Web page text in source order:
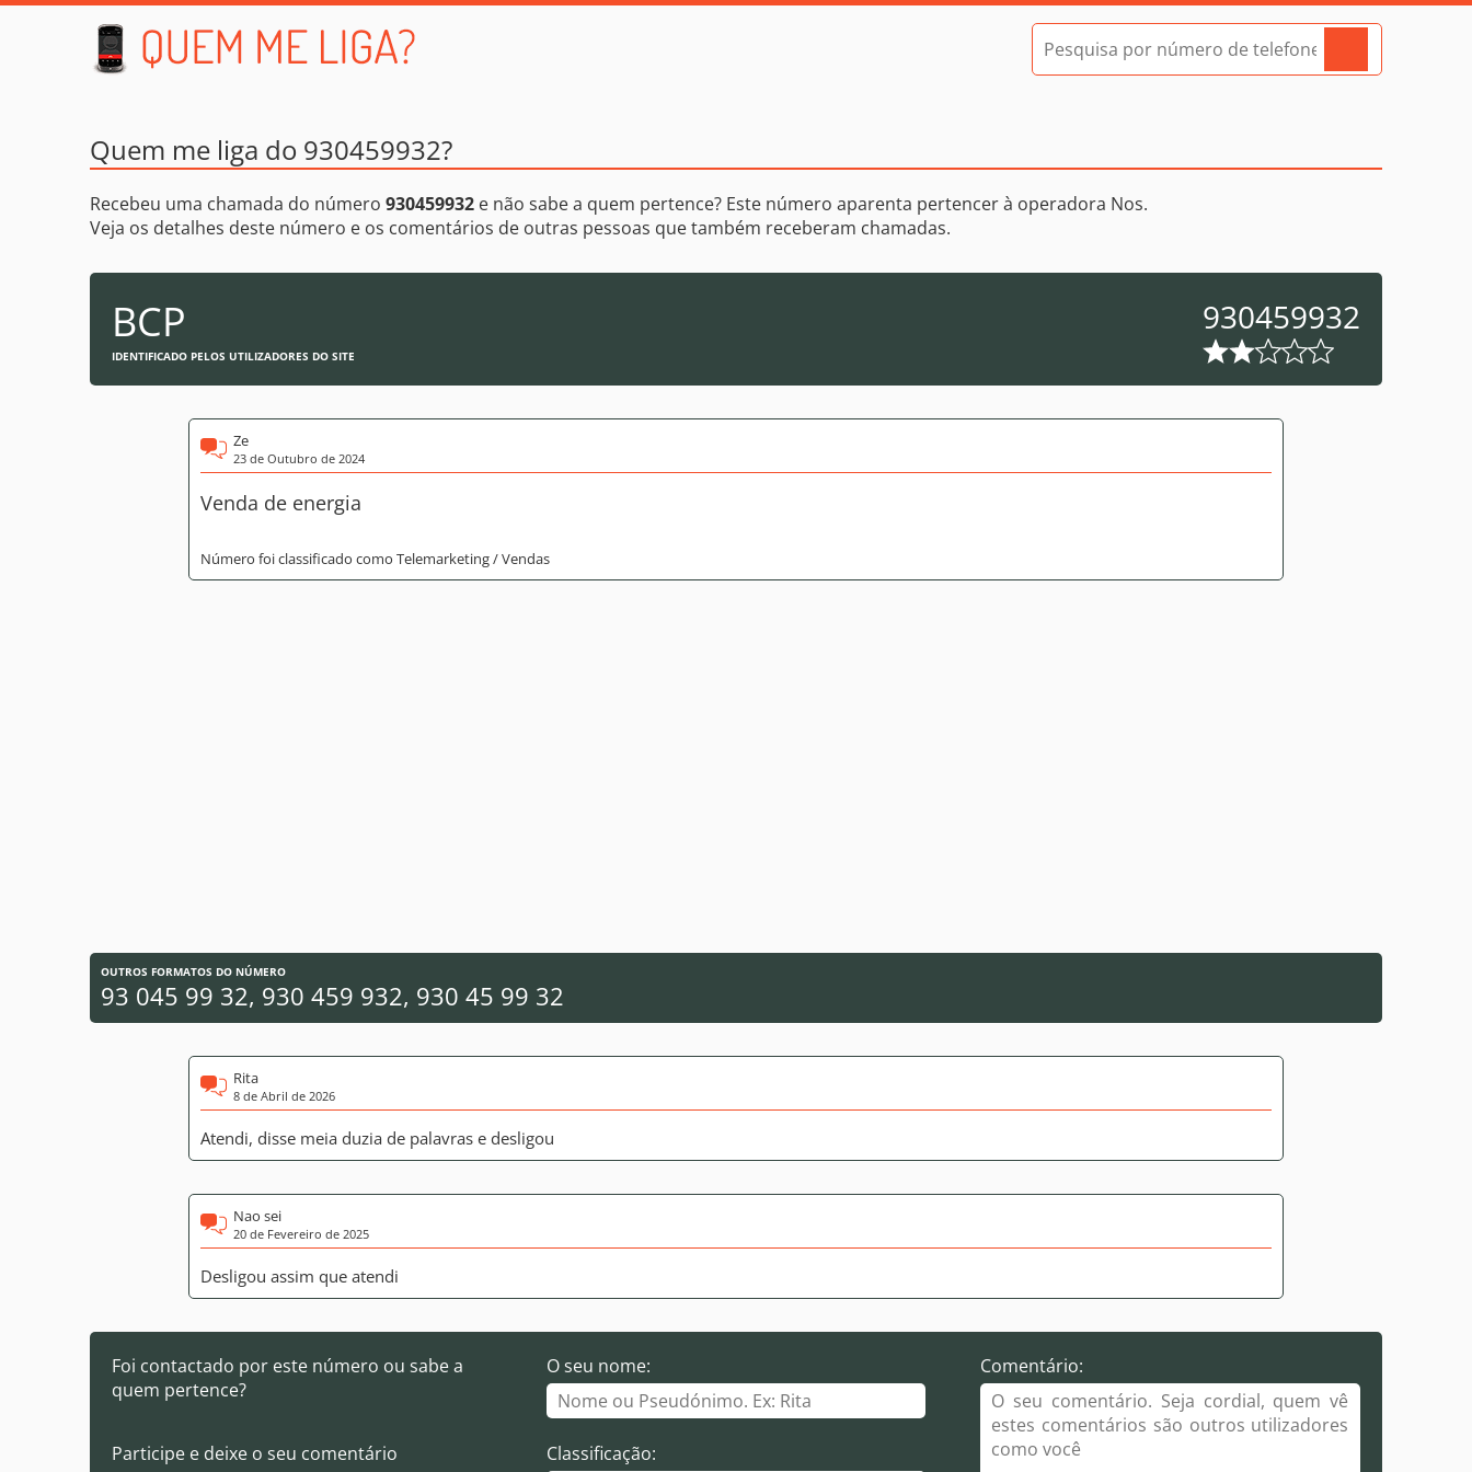
Quem me liga do 930459932?
Recebeu uma chamada do número 930459932 e não sabe a quem pertence? Este número aparenta pertencer à operadora Nos.
Veja os detalhes deste número e os comentários de outras pessoas que também receberam chamadas.
BCP
IDENTIFICADO PELOS UTILIZADORES DO SITE
930459932
Ze
23 de Outubro de 2024
Venda de energia
Número foi classificado como Telemarketing / Vendas
OUTROS FORMATOS DO NÚMERO
93 045 99 32, 930 459 932, 930 45 99 32
Rita
8 de Abril de 2026
Atendi, disse meia duzia de palavras e desligou
Nao sei
20 de Fevereiro de 2025
Desligou assim que atendi
Foi contactado por este número ou sabe a
quem pertence?
Participe e deixe o seu comentário
O seu nome:
Classificação:
Comentário: